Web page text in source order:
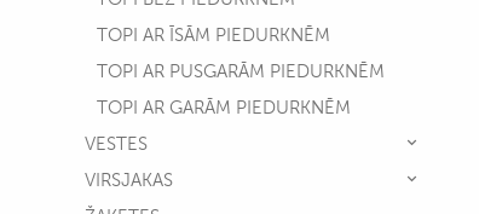
TOPI AR ĪSĀM PIEDURKNĒM
TOPI AR PUSGARĀM PIEDURKNĒM
TOPI AR GARĀM PIEDURKNĒM
VESTES
VIRSJAKAS